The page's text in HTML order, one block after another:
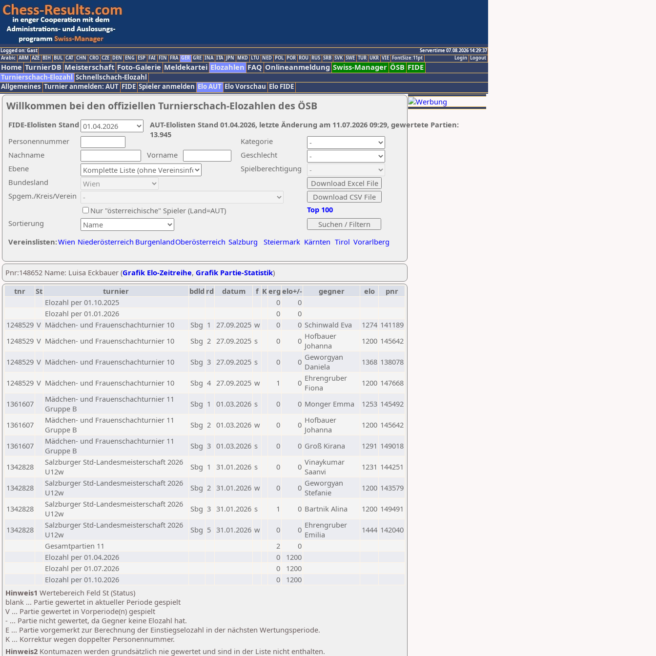
Logged on: Gast
Servertime 07.08.2026 14:29:37
Logout
Login
Arabic ARM AZE BIH BUL CAT CHN CRO CZE DEN ENG ESP FAI FIN FRA GER GRE INA ITA JPN MKD LTU NED POL POR ROU RUS SRB SVK SWE TUR UKR VIE FontSize:11pt
Home TurnierDB Meisterschaft Foto-Galerie Meldekartei Elozahlen FAQ Onlineanmeldung Swiss-Manager ÖSB FIDE
Turnierschach-Elozahl Schnellschach-Elozahl
Allgemeines Turnier anmelden: AUT FIDE Spieler anmelden Elo AUT Elo Vorschau Elo FIDE
Willkommen bei den offiziellen Turnierschach-Elozahlen des ÖSB
Nachname
Vorname
Ebene
Kategorie
Sortierung
Personennummer
Bundesland
Spgem./Kreis/Verein
Geschlecht
Nur "österreichische" Spieler (Land=AUT)
Spielberechtigung
Vereinslisten:Wien Niederösterreich BurgenlandOberösterreich Salzburg Steiermark Kärnten Tirol Vorarlberg
Top 100
AUT-Elolisten Stand 01.04.2026, letzte Änderung am 11.07.2026 09:29, gewertete Partien:
13.945
FIDE-Elolisten Stand
Pnr:148652 Name: Luisa Eckbauer (Grafik Elo-Zeitreihe, Grafik Partie-Statistik)
tnr
St turnier bdld rd datum f Kerg elo+/- gegner elo
pnr
Elozahl per 01.10.2025
0
0
Elozahl per 01.01.2026
0
0
1248529 V Mädchen- und Frauenschachturnier 10 Sbg 1 27.09.2025 w 0 0 Schinwald Eva 1274 141189
1248529 V Mädchen- und Frauenschachturnier 10 Sbg 2 27.09.2025 s 0 0 Hofbauer
Johanna
1200 145642
1248529 V Mädchen- und Frauenschachturnier 10 Sbg 3 27.09.2025 s 0 0 Geworgyan
Daniela
1368 138078
1248529 V Mädchen- und Frauenschachturnier 10 Sbg 4 27.09.2025 w 1 0 Ehrengruber
Fiona
1200 147668
1361607
Mädchen- und Frauenschachturnier 11
Gruppe B
Sbg 1 01.03.2026 s 0 0 Monger Emma 1253 145492
1361607
Mädchen- und Frauenschachturnier 11
Gruppe B
Sbg 2 01.03.2026 w 0 0 Hofbauer
Johanna
1200 145642
1361607
Mädchen- und Frauenschachturnier 11
Gruppe B
Sbg 3 01.03.2026 s 0 0 Groß Kirana 1291 149018
1342828
Salzburger Std-Landesmeisterschaft 2026
U12w
Sbg 1 31.01.2026 s 0 0 Vinaykumar
Saanvi
1231 144251
1342828
Salzburger Std-Landesmeisterschaft 2026
U12w
Sbg 2 31.01.2026 w 0 0 Geworgyan
Stefanie
1200 143579
1342828
Salzburger Std-Landesmeisterschaft 2026
U12w
Sbg 3 31.01.2026 s 1 0 Bartnik Alina 1200 149491
1342828
Salzburger Std-Landesmeisterschaft 2026
U12w
Sbg 5 31.01.2026 w 0 0 Ehrengruber
Emilia
1444 142040
Gesamtpartien 11
2
0
Elozahl per 01.04.2026
0
1200
Elozahl per 01.07.2026
0
1200
Elozahl per 01.10.2026
0
1200
Hinweis1 Wertebereich Feld St (Status)
blank ... Partie gewertet in aktueller Periode gespielt
V ... Partie gewertet in Vorperiode(n) gespielt
- ... Partie nicht gewertet, da Gegner keine Elozahl hat.
E ... Partie vorgemerkt zur Berechnung der Einstiegselozahl in der nächsten Wertungsperiode.
K ... Korrektur wegen doppelter Personennummer.
Hinweis2 Kontumazen werden grundsätzlich nie gewertet und sind in der Liste nicht enthalten.